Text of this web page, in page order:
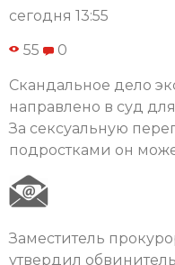
сегодня 13:55
55 0
Скандальное дело
направлено в суд
За сексуальную
подростками он
Заместитель
утвердил